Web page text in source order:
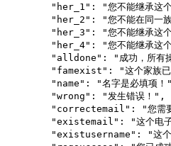
"her_1": "您不能继承这个
"her_2": "您不能在同一族
"her_3": "您不能继承这个
"her_4": "您不能继承这
"alldone": "成功，所有
"famexist": "这个家族已
"name": "名字是必填项！
        "wrong": "发生错误！",
"correctemail": "您需要
"existemail": "这个电子
"existusername": "这个